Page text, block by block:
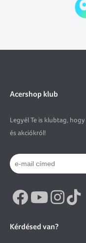
Acershop klub
Legyél Te is klubtag,
és akciókról!
Kérdésed van?